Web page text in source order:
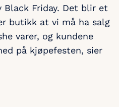
Black Friday. Det blir et
butikk at vi må ha salg
varer, og kundene
på kjøpefesten, sier